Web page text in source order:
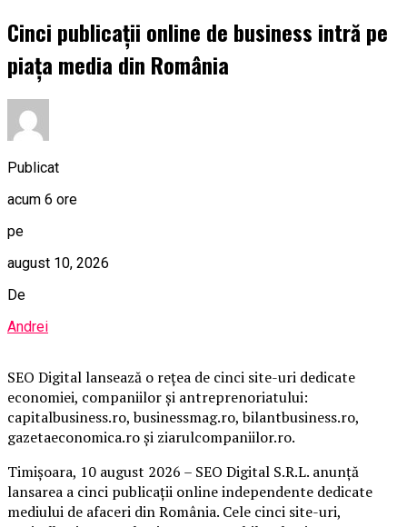
Cinci publicații online de business intră pe
piața media din România
Publicat
acum 6 ore
pe
august 10, 2026
De
Andrei
SEO Digital lansează o rețea de cinci site-uri dedicate
economiei, companiilor și antreprenoriatului:
capitalbusiness.ro, businessmag.ro, bilantbusiness.ro,
gazetaeconomica.ro și ziarulcompaniilor.ro.
Timișoara, 10 august 2026 – SEO Digital S.R.L. anunță
lansarea a cinci publicații online independente dedicate
mediului de afaceri din România. Cele cinci site-uri,